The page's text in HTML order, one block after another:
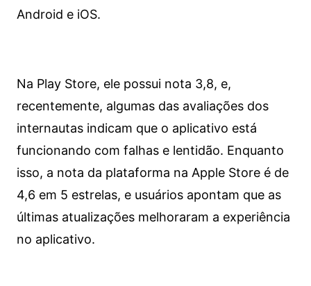
Android e iOS.
Na Play Store, ele possui nota 3,8, e,
recentemente, algumas das avaliações dos
internautas indicam que o aplicativo está
funcionando com falhas e lentidão. Enquanto
isso, a nota da plataforma na Apple Store é de
4,6 em 5 estrelas, e usuários apontam que as
últimas atualizações melhoraram a experiência
no aplicativo.